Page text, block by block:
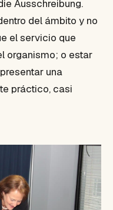
Ausschreibung.
del ámbito y no
el servicio que
organismo; o estar
una
práctico, casi